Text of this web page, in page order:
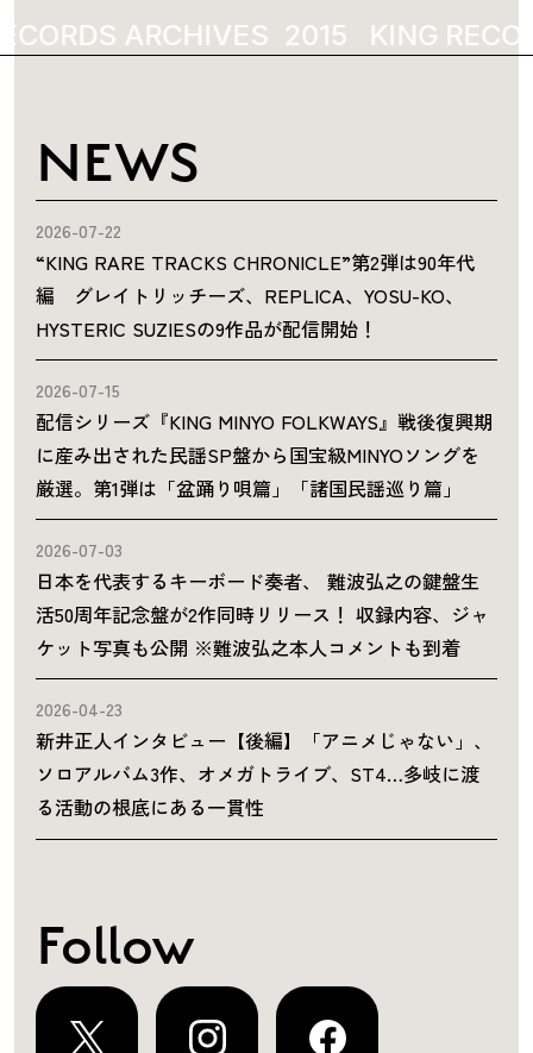
ARCHIVES 2015 KING
NEWS
2026-07-22
“KING RARE TRACKS CHRONICLE”第2弾は90年代
編 グレイトリッチーズ、REPLICA、YOSU-KO、
HYSTERIC SUZIESの9作品が配信開始！
2026-07-15
配信シリーズ『KING MINYO FOLKWAYS』戦後復興期
に産み出された民謡SP盤から国宝級MINYOソングを
厳選。第1弾は「盆踊り唄篇」「諸国民謡巡り篇」
2026-07-03
日本を代表するキーボード奏者、 難波弘之の鍵盤生
活50周年記念盤が2作同時リリース！ 収録内容、ジャ
ケット写真も公開 ※難波弘之本人コメントも到着
2026-04-23
新井正人インタビュー【後編】「アニメじゃない」、
ソロアルバム3作、オメガトライブ、ST4…多岐に渡
る活動の根底にある一貫性
Follow